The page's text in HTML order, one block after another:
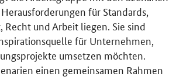
für Standards,
Recht und Arbeit liegen. Sie sind
für Unternehmen,
umsetzen möchten.
einen gemeinsamen Rahmen